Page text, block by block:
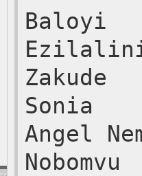
Baloyi
Zakude
Sonia
Angel
Nobomvu